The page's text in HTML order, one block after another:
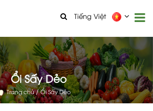
Tiếng Việt
Ổi Sấy Dẻo
Trang chủ Ổi Sấy Dẻo